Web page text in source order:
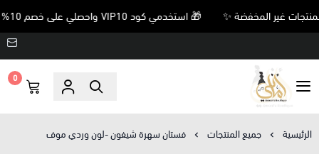
🎁 استخدمي كود VIP10 واحصلي على خصم 10% على جميع المنتجات غير المخفضة ✨
Amani’s Boutique
0
الرئيسية جميع المنتجات فستان سهرة شيفون -لون وردي موف